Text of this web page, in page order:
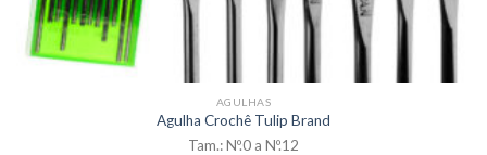
AGULHAS
Agulha Crochê Tulip Brand
Tam.: Nº.0 a Nº.12